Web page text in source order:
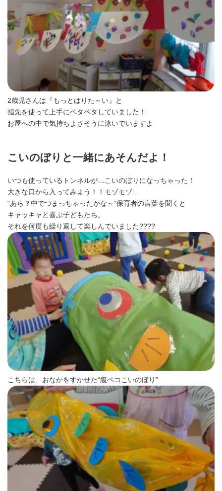
2歳児さんは『もっとはりた～い』と
指先を使って上手にペタペタしていました！
お屋への中で気持ちよさそうに泳いでいますよ
こいのぼりと一緒にあそんだよ！
いつも使っているトンネルが…こいのぼりになっちゃった！
大きな口から入ってみよう！！モゾモゾ…
“あら？中でつまっちゃったかな～”保育者の言葉を聞くと
キャッキャと喜ぶ子どもたち。
それを何度も繰り返して楽しんでいました????
こちらは、おなかをすかせた“腹ペコこいのぼり”